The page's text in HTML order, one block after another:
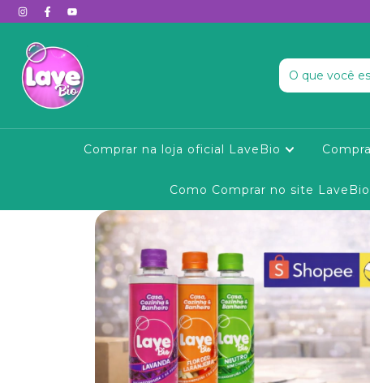
Comprar na loja oficial LaveBio
Como Comprar no site LaveBio